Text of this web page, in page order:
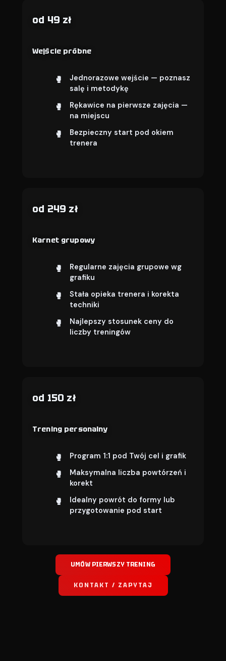
od 49 zł
Wejście próbne
Jednorazowe wejście — poznasz
salę i metodykę
Rękawice na pierwsze zajęcia —
na miejscu
Bezpieczny start pod okiem
trenera
od 249 zł
Karnet grupowy
Regularne zajęcia grupowe wg
grafiku
Stała opieka trenera i korekta
techniki
Najlepszy stosunek ceny do
liczby treningów
od 150 zł
Trening personalny
Program 1:1 pod Twój cel i grafik
Maksymalna liczba powtórzeń i
korekt
Idealny powrót do formy lub
przygotowanie pod start
UMÓW PIERWSZY TRENING
KONTAKT / ZAPYTAJ